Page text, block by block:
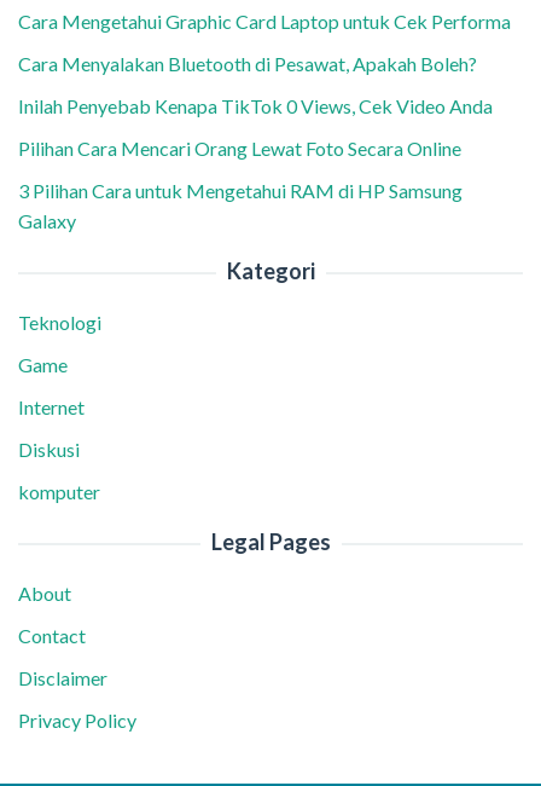
Cara Mengetahui Graphic Card Laptop untuk Cek Performa
Cara Menyalakan Bluetooth di Pesawat, Apakah Boleh?
Inilah Penyebab Kenapa TikTok 0 Views, Cek Video Anda
Pilihan Cara Mencari Orang Lewat Foto Secara Online
3 Pilihan Cara untuk Mengetahui RAM di HP Samsung
Galaxy
Kategori
Teknologi
Game
Internet
Diskusi
komputer
Legal Pages
About
Contact
Disclaimer
Privacy Policy